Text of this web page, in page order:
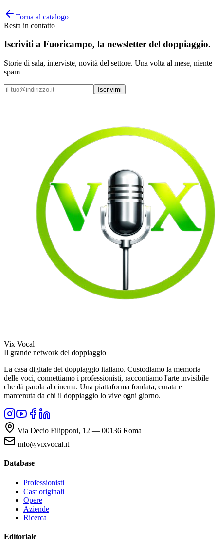
Torna al catalogo
Resta in contatto
Iscriviti a Fuoricampo, la newsletter del doppiaggio.
Storie di sala, interviste, novità del settore. Una volta al mese, niente
spam.
Iscrivimi
Vix Vocal
Il grande network del doppiaggio
La casa digitale del doppiaggio italiano. Custodiamo la memoria
delle voci, connettiamo i professionisti, raccontiamo l'arte invisibile
che dà parola al cinema. Una piattaforma fondata, curata e
mantenuta da chi il doppiaggio lo vive ogni giorno.
Via Decio Filipponi, 12 — 00136 Roma
info@vixvocal.it
Database
Professionisti
Cast originali
Opere
Aziende
Ricerca
Editoriale